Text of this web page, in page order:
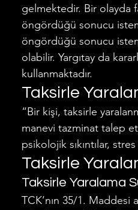
gelmektedir. Bir olayda
öngördüğü sonucu
öngördüğü sonucu
olabilir. Yargıtay da
kullanmaktadır.
Taksirle
“Bir kişi, taksirle
manevi tazminat talep
psikolojik sıkıntılar,
Taksirle
Taksirle Yaralama
TCK’nın 35/1. Maddesi